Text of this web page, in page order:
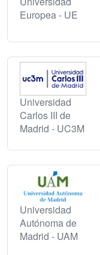
Europea - UE
Universidad
Carlos III de
Madrid - UC3M
Universidad
Autónoma de
Madrid - UAM